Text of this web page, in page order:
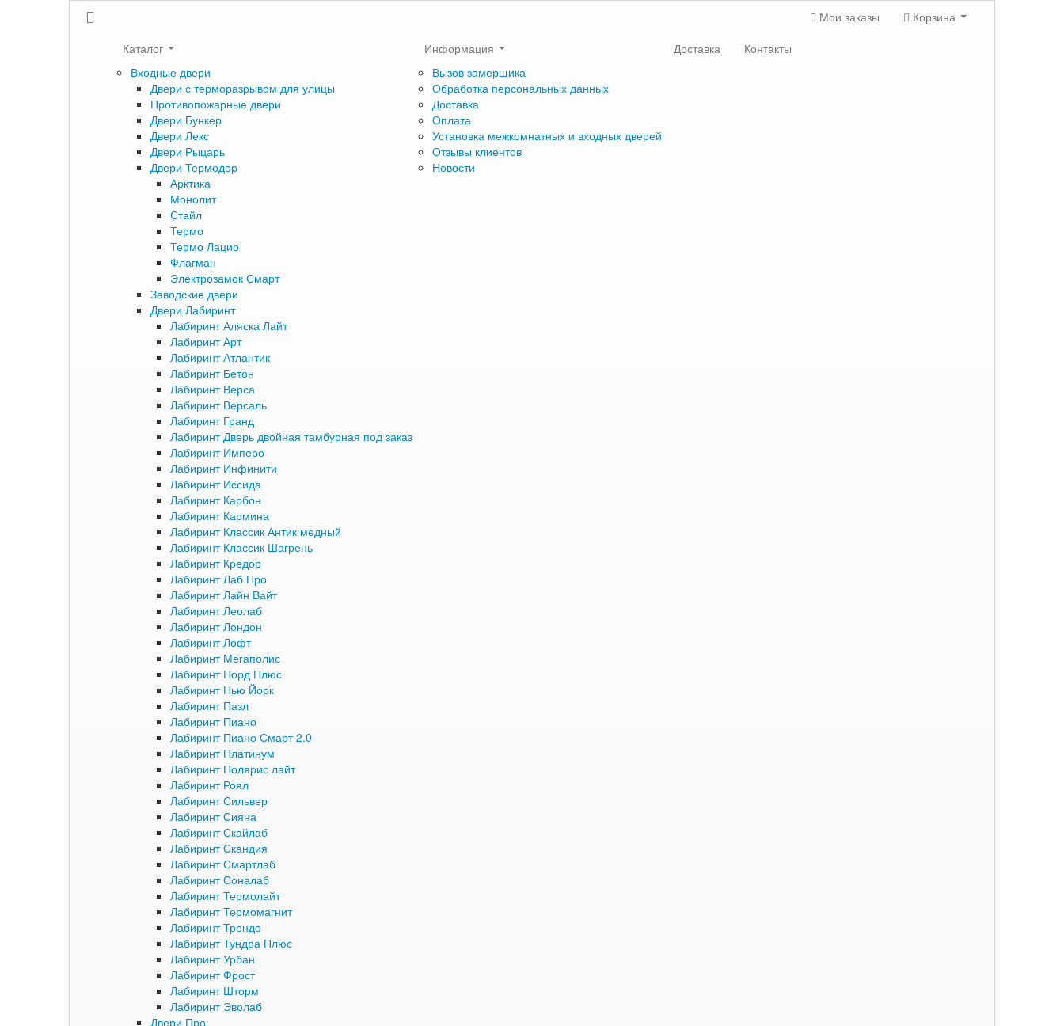
Мои заказы
Корзина
Каталог
Входные двери
Двери с терморазрывом для улицы
Противопожарные двери
Двери Бункер
Двери Лекс
Двери Рыцарь
Двери Термодор
Арктика
Монолит
Стайл
Термо
Термо Лацио
Флагман
Электрозамок Смарт
Заводские двери
Двери Лабиринт
Лабиринт Аляска Лайт
Лабиринт Арт
Лабиринт Атлантик
Лабиринт Бетон
Лабиринт Верса
Лабиринт Версаль
Лабиринт Гранд
Лабиринт Дверь двойная тамбурная под заказ
Лабиринт Имперо
Лабиринт Инфинити
Лабиринт Иссида
Лабиринт Карбон
Лабиринт Кармина
Лабиринт Классик Антик медный
Лабиринт Классик Шагрень
Лабиринт Кредор
Лабиринт Лаб Про
Лабиринт Лайн Вайт
Лабиринт Леолаб
Лабиринт Лондон
Лабиринт Лофт
Лабиринт Мегаполис
Лабиринт Норд Плюс
Лабиринт Нью Йорк
Лабиринт Пазл
Лабиринт Пиано
Лабиринт Пиано Смарт 2.0
Лабиринт Платинум
Лабиринт Полярис лайт
Лабиринт Роял
Лабиринт Сильвер
Лабиринт Сияна
Лабиринт Скайлаб
Лабиринт Скандия
Лабиринт Смартлаб
Лабиринт Соналаб
Лабиринт Термолайт
Лабиринт Термомагнит
Лабиринт Трендо
Лабиринт Тундра Плюс
Лабиринт Урбан
Лабиринт Фрост
Лабиринт Шторм
Лабиринт Эволаб
Двери Про
Информация
Вызов замерщика
Обработка персональных данных
Доставка
Оплата
Установка межкомнатных и входных дверей
Отзывы клиентов
Новости
Доставка Контакты